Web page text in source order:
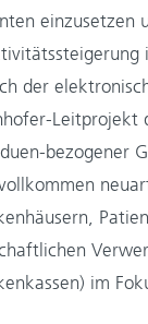
einzusetzen
der
Leitprojekt
bezogener
im